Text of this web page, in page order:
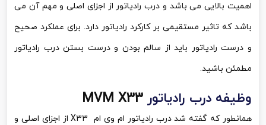
اهمیت بالایی می باشد و درب رادیاتور از اجزای اصلی و مهم آن می
باشد که تاثیر مستقیمی بر کارکرد رادیاتور دارد. برای عملکرد صحیح
و درست رادیاتور باید از سالم بودن و درست بستن درب رادیاتور
مطمئن باشید.
وظیفه درب رادیاتور MVM X33
همانطور که گفته شد درب رادیاتور ام وی ام X33از اجزای اصلی و